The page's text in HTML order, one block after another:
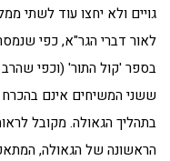
גויים ולא יחצו עוד לשתי
לאור דברי הגר"א, כפי
בספר 'קול התור' (וכפי
ששני המשיחים אינם
בתהליך הגאולה. מקובל
הראשונה של הגאולה,